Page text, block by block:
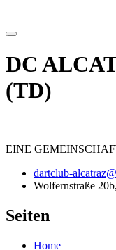
DC
(TD)
EINE
dartclub-
Wolfernstraße
Seiten
Home